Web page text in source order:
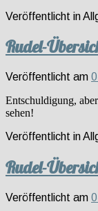
Veröffentlicht in
Rudel-
Veröffentlicht am
Entschuldigung,
sehen!
Veröffentlicht in
Rudel-
Veröffentlicht am